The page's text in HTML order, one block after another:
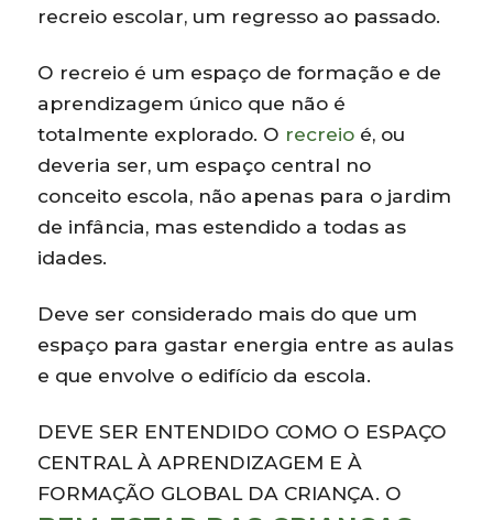
recreio escolar, um regresso ao passado.
O recreio é um espaço de formação e de
aprendizagem único que não é
totalmente explorado. O recreio é, ou
deveria ser, um espaço central no
conceito escola, não apenas para o jardim
de infância, mas estendido a todas as
idades.
Deve ser considerado mais do que um
espaço para gastar energia entre as aulas
e que envolve o edifício da escola.
DEVE SER ENTENDIDO COMO O ESPAÇO
CENTRAL À APRENDIZAGEM E À
FORMAÇÃO GLOBAL DA CRIANÇA. O